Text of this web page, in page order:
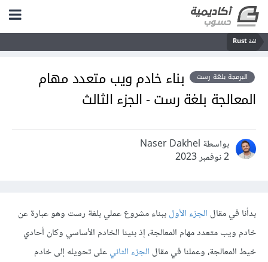
لغة Rust
البرمجة بلغة رست
بناء خادم ويب متعدد مهام
المعالجة بلغة رست - الجزء الثالث
بواسطة Naser Dakhel
2 نوفمبر 2023
بدأنا في مقال الجزء الأولببناء مشروع عملي بلغة رست وهو عبارة عن
خادم ويب متعدد مهام المعالجة، إذ بنينا الخادم الأساسي وكان أحادي
خيط المعالجة، وعملنا في مقال الجزء الثانيعلى تحويله إلى خادم